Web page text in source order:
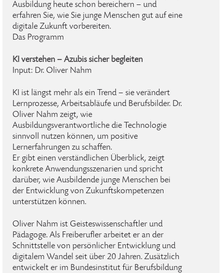
Ausbildung heute schon bereichern – und
erfahren Sie, wie Sie junge Menschen gut auf eine
digitale Zukunft vorbereiten.
Das Programm
KI verstehen – Azubis sicher begleiten
Input: Dr. Oliver Nahm
KI ist längst mehr als ein Trend – sie verändert
Lernprozesse, Arbeitsabläufe und Berufsbilder. Dr.
Oliver Nahm zeigt, wie
Ausbildungsverantwortliche die Technologie
sinnvoll nutzen können, um positive
Lernerfahrungen zu schaffen.
Er gibt einen verständlichen Überblick, zeigt
konkrete Anwendungsszenarien und spricht
darüber, wie Ausbildende junge Menschen bei
der Entwicklung von Zukunftskompetenzen
unterstützen können.
Oliver Nahm ist Geisteswissenschaftler und
Pädagoge. Als Freiberufler arbeitet er an der
Schnittstelle von persönlicher Entwicklung und
digitalem Wandel seit über 20 Jahren. Zusätzlich
entwickelt er im Bundesinstitut für Berufsbildung